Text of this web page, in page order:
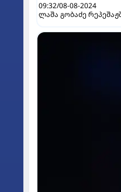
09:32/08-08-2024
ლაშა გობაძე